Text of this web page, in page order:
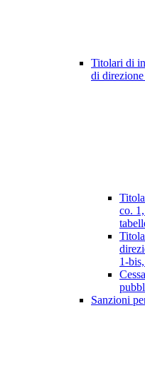
Titolari di
di
co.
1-
Sanzioni